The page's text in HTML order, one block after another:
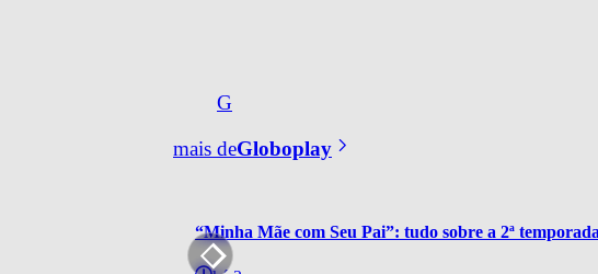
G
mais deGloboplay
“Minha Mãe com Seu Pai”: tudo sobre a 2ª